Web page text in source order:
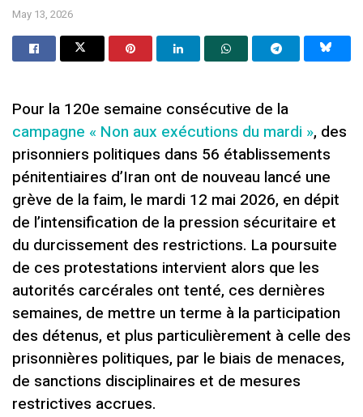
May 13, 2026
Pour la 120e semaine consécutive de la
campagne « Non aux exécutions du mardi », des
prisonniers politiques dans 56 établissements
pénitentiaires d’Iran ont de nouveau lancé une
grève de la faim, le mardi 12 mai 2026, en dépit
de l’intensification de la pression sécuritaire et
du durcissement des restrictions. La poursuite
de ces protestations intervient alors que les
autorités carcérales ont tenté, ces dernières
semaines, de mettre un terme à la participation
des détenus, et plus particulièrement à celle des
prisonnières politiques, par le biais de menaces,
de sanctions disciplinaires et de mesures
restrictives accrues.